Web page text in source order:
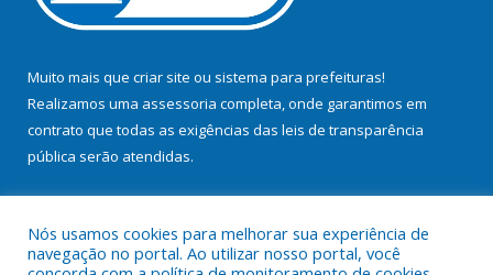
Muito mais que criar site ou sistema para prefeituras!
Realizamos uma assessoria completa, onde garantimos em
contrato que todas as exigências das leis de transparência
pública serão atendidas.
Nós usamos cookies para melhorar sua experiência de
navegação no portal. Ao utilizar nosso portal, você